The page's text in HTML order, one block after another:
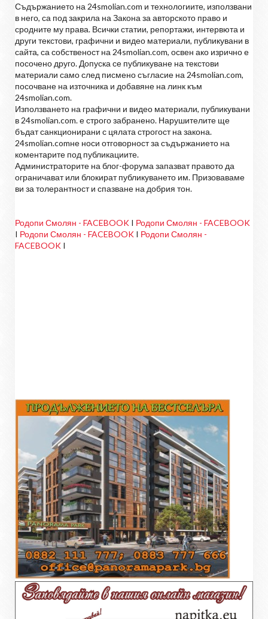
Съдържанието на 24smolian.com и технологиите, използвани
в него, са под закрила на Закона за авторското право и
сродните му права. Всички статии, репортажи, интервюта и
други текстови, графични и видео материали, публикувани в
сайта, са собственост на 24smolian.com, освен ако изрично е
посочено друго. Допуска се публикуване на текстови
материали само след писмено съгласие на 24smolian.com,
посочване на източника и добавяне на линк към
24smolian.com.
Използването на графични и видео материали, публикувани
в 24smolian.com. е строго забранено. Нарушителите ще
бъдат санкционирани с цялата строгост на закона.
24smolian.comне носи отговорност за съдържанието на
коментарите под публикациите.
Администраторите на блог-форума запазват правото да
ограничават или блокират публикуването им. Призоваваме
ви за толерантност и спазване на добрия тон.
Родопи Смолян - FACEBOOK I Родопи Смолян - FACEBOOK
I Родопи Смолян - FACEBOOK I Родопи Смолян -
FACEBOOK I